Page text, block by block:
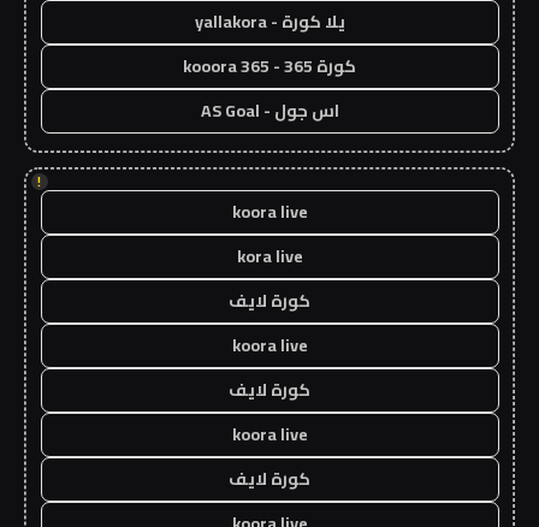
يلا كورة - yallakora
كورة 365 - kooora 365
اس جول - AS Goal
!
koora live
kora live
كورة لايف
koora live
كورة لايف
koora live
كورة لايف